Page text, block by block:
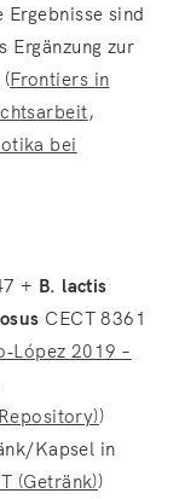
sind
Ergänzung zur
Frontiers in
,
bei
+ B. lactis
CECT 8361
2019 –
)
Kapsel in
(Getränk))